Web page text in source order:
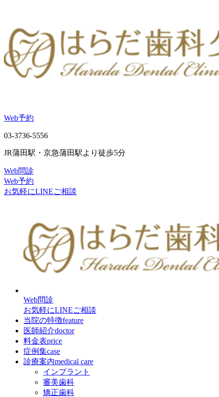
Web予約
03-3736-5556
JR蒲田駅・京急蒲田駅より徒歩5分
Web問診
Web予約
お気軽にLINEご相談
Web問診
お気軽にLINEご相談
当院の特徴feature
医師紹介doctor
料金表price
症例集case
診療案内medical care
インプラント
審美歯科
矯正歯科